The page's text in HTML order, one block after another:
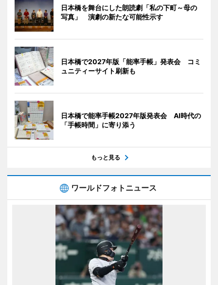
日本橋を舞台にした朗読劇「私の下町～母の
写真」 演劇の新たな可能性示す
日本橋で2027年版「能率手帳」発表会 コミ
ュニティーサイト刷新も
日本橋で能率手帳2027年版発表会 AI時代の
「手帳時間」に寄り添う
もっと見る
ワールドフォトニュース